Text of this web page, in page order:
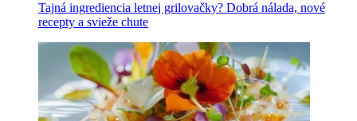
Tajná ingrediencia letnej grilovačky? Dobrá nálada, nové
recepty a svieže chute